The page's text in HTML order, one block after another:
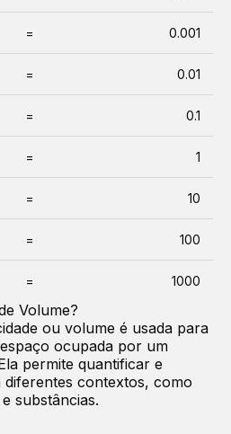
= 0.001
= 0.01
= 0.1
= 1
= 10
= 100
= 1000
Volume?
ou volume é usada para
ocupada por um
permite quantificar e
contextos, como
substâncias.